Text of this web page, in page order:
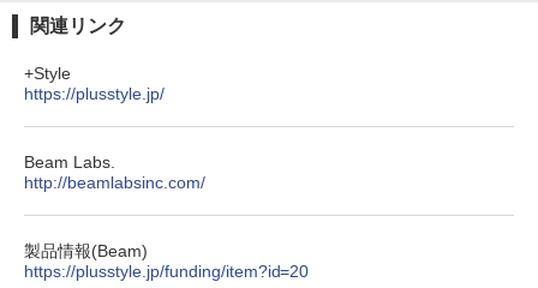
関連リンク
+Style
https://plusstyle.jp/
Beam Labs.
http://beamlabsinc.com/
製品情報(Beam)
https://plusstyle.jp/funding/item?id=20